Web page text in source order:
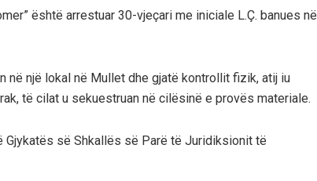
është arrestuar 30-vjeçari me iniciale L.Ç. banues në
një lokal në Mullet dhe gjatë kontrollit fizik, atij iu
të cilat u sekuestruan në cilësinë e provës materiale.
Gjykatës së Shkallës së Parë të Juridiksionit të